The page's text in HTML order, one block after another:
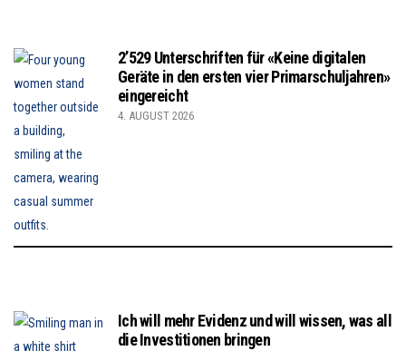
2’529 Unterschriften für «Keine digitalen
Geräte in den ersten vier Primarschuljahren»
eingereicht
4. AUGUST 2026
Ich will mehr Evidenz und will wissen, was all
die Investitionen bringen